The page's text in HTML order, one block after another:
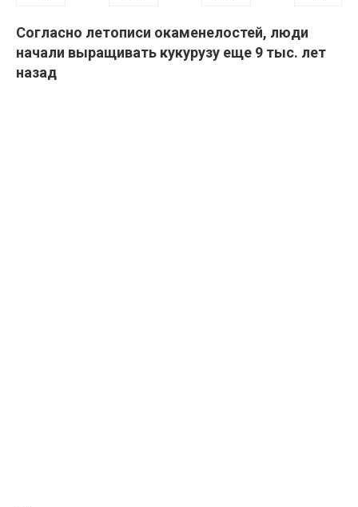
Согласно летописи окаменелостей, люди
начали выращивать кукурузу еще 9 тыс. лет
назад